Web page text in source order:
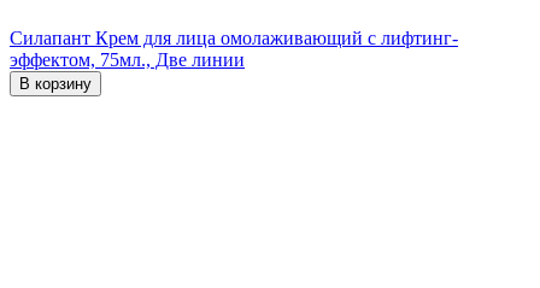
Силапант Крем для лица омолаживающий с лифтинг-
эффектом, 75мл., Две линии
В корзину